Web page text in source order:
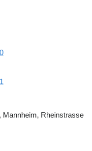
Mannheim, Rheinstrasse